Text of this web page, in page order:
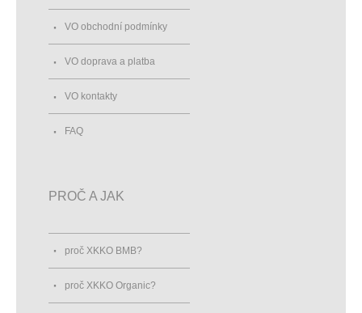
VO obchodní podmínky
VO doprava a platba
VO kontakty
FAQ
PROČ A JAK
proč XKKO BMB?
proč XKKO Organic?